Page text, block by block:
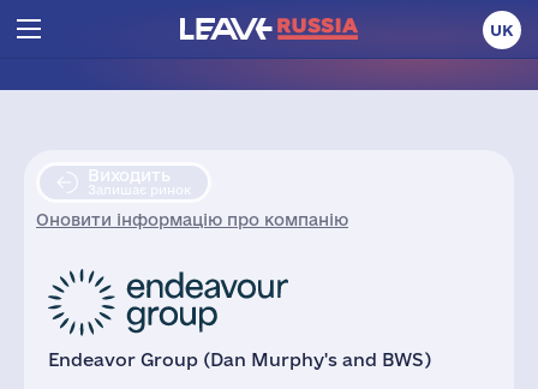
UK
Виходить
Залишає ринок
Оновити інформацію про компанію
Endeavor Group (Dan Murphy's and BWS)